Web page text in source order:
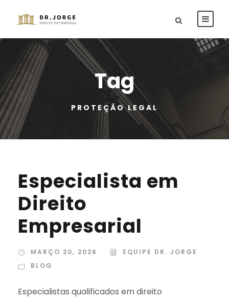
Tag
PROTEÇÃO LEGAL
Especialista em
Direito
Empresarial
MARÇO 20, 2026
EQUIPE DR. JORGE
BLOG
Especialistas qualificados em direito